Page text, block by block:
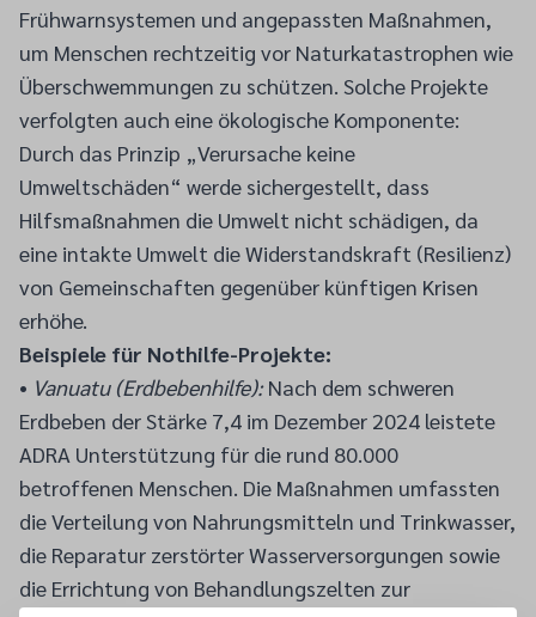
Frühwarnsystemen und angepassten Maßnahmen,
um Menschen rechtzeitig vor Naturkatastrophen wie
Überschwemmungen zu schützen. Solche Projekte
verfolgten auch eine ökologische Komponente:
Durch das Prinzip „Verursache keine
Umweltschäden“ werde sichergestellt, dass
Hilfsmaßnahmen die Umwelt nicht schädigen, da
eine intakte Umwelt die Widerstandskraft (Resilienz)
von Gemeinschaften gegenüber künftigen Krisen
erhöhe.
Beispiele für Nothilfe-Projekte:
• Vanuatu (Erdbebenhilfe):Nach dem schweren
Erdbeben der Stärke 7,4 im Dezember 2024 leistete
ADRA Unterstützung für die rund 80.000
betroffenen Menschen. Die Maßnahmen umfassten
die Verteilung von Nahrungsmitteln und Trinkwasser,
die Reparatur zerstörter Wasserversorgungen sowie
die Errichtung von Behandlungszelten zur